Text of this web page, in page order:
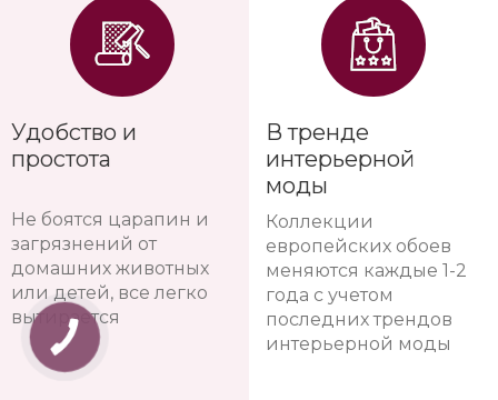
Удобство и
простота
Не боятся царапин и
загрязнений от
домашних животных
или детей, все легко
вытирается
В тренде
интерьерной
моды
Коллекции
европейских обоев
меняются каждые 1-2
года с учетом
последних трендов
интерьерной моды